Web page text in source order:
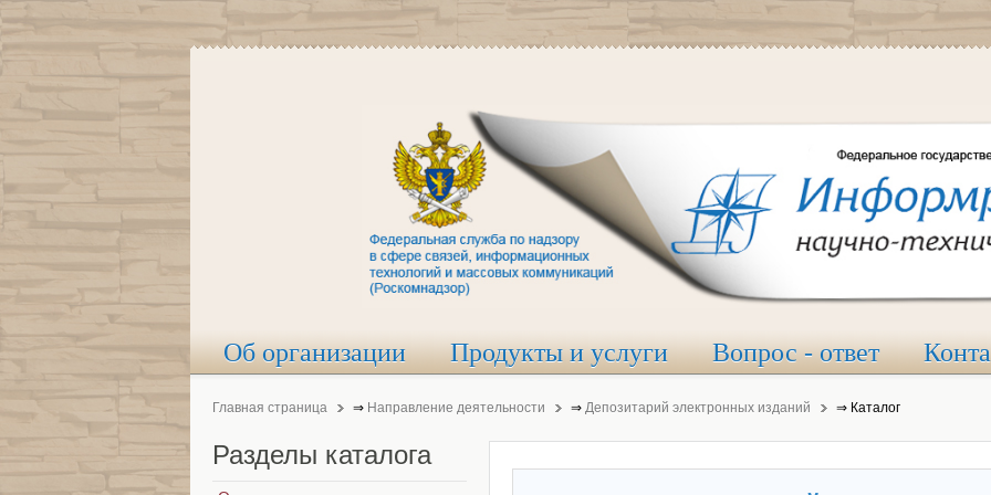
Об организации Продукты и услуги Вопрос - ответ
Главная страница ⇒ Направление деятельности ⇒ Депозитарий электронных изданий ⇒ Каталог
Разделы каталога